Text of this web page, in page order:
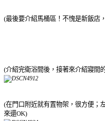
(最後要介紹馬桶區！不愧是新飯店
(介紹完衛浴間後，接著來介紹寢間
(在門口附近就有置物架，很方便；
來還OK)